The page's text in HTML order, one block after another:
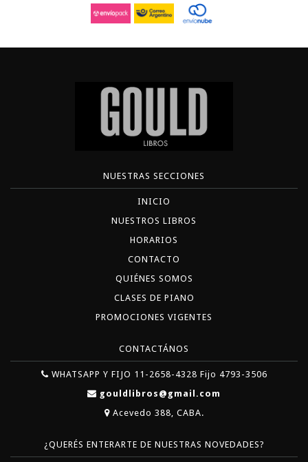
NUESTRAS SECCIONES
INICIO
NUESTROS LIBROS
HORARIOS
CONTACTO
QUIÉNES SOMOS
CLASES DE PIANO
PROMOCIONES VIGENTES
CONTACTÁNOS
WHATSAPP Y FIJO 11-2658-4328 Fijo 4793-3506
gouldlibros@gmail.com
Acevedo 388, CABA.
¿QUERÉS ENTERARTE DE NUESTRAS NOVEDADES?